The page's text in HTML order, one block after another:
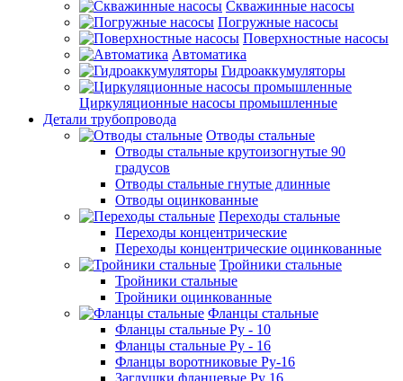
Скважинные насосы
Погружные насосы
Поверхностные насосы
Автоматика
Гидроаккумуляторы
Циркуляционные насосы промышленные
Детали трубопровода
Отводы стальные
Отводы стальные крутоизогнутые 90
градусов
Отводы стальные гнутые длинные
Отводы оцинкованные
Переходы стальные
Переходы концентрические
Переходы концентрические оцинкованные
Тройники стальные
Тройники стальные
Тройники оцинкованные
Фланцы стальные
Фланцы стальные Ру - 10
Фланцы стальные Ру - 16
Фланцы воротниковые Ру-16
Заглушки фланцевые Ру 16